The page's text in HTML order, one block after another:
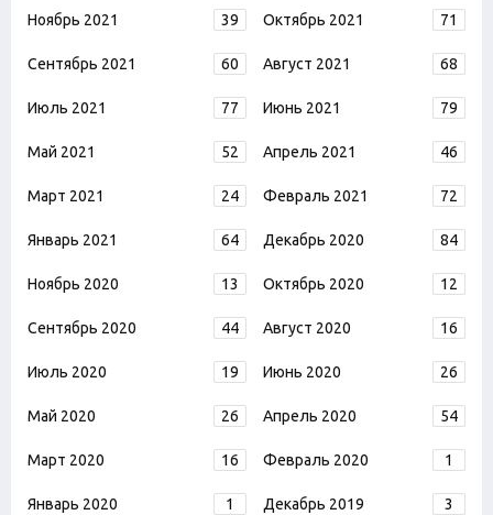
Ноябрь 2021 39 Октябрь 2021 71
Сентябрь 2021 60 Август 2021 68
Июль 2021 77 Июнь 2021 79
Май 2021 52 Апрель 2021 46
Март 2021 24 Февраль 2021 72
Январь 2021 64 Декабрь 2020 84
Ноябрь 2020 13 Октябрь 2020 12
Сентябрь 2020 44 Август 2020 16
Июль 2020 19 Июнь 2020 26
Май 2020 26 Апрель 2020 54
Март 2020 16 Февраль 2020 1
Январь 2020 1 Декабрь 2019 3